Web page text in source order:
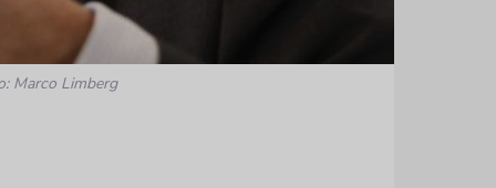
Marco Limberg